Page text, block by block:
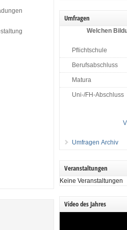
Umfragen
Welchen
Pflichtschule
Berufsabschluss
Matura
Uni-/FH-Abschluss
Umfragen Archiv
Veranstaltungen
Keine Veranstaltungen
Video des Jahres